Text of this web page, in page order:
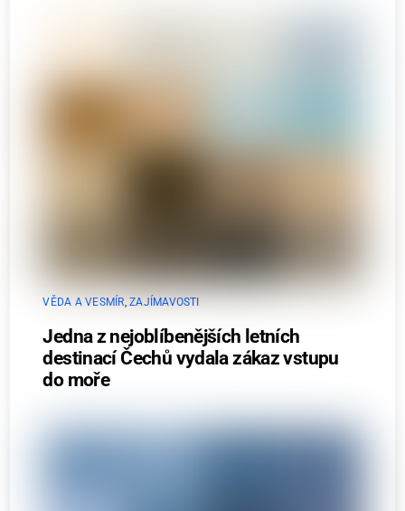
VĚDA A VESMÍR,ZAJÍMAVOSTI
Jedna z nejoblíbenějších letních
destinací Čechů vydala zákaz vstupu
do moře